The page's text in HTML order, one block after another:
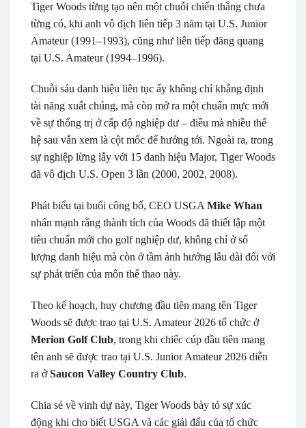
Tiger Woods từng tạo nên một chuỗi chiến thắng chưa
từng có, khi anh vô địch liên tiếp 3 năm tại U.S. Junior
Amateur (1991–1993), cũng như liên tiếp đăng quang
tại U.S. Amateur (1994–1996).
Chuỗi sáu danh hiệu liên tục ấy không chỉ khẳng định
tài năng xuất chúng, mà còn mở ra một chuẩn mực mới
về sự thống trị ở cấp độ nghiệp dư – điều mà nhiều thế
hệ sau vẫn xem là cột mốc để hướng tới. Ngoài ra, trong
sự nghiệp lừng lẫy với 15 danh hiệu Major, Tiger Woods
đã vô địch U.S. Open 3 lần (2000, 2002, 2008).
Phát biểu tại buổi công bố, CEO USGA Mike Whan
nhấn mạnh rằng thành tích của Woods đã thiết lập một
tiêu chuẩn mới cho golf nghiệp dư, không chỉ ở số
lượng danh hiệu mà còn ở tầm ảnh hưởng lâu dài đối với
sự phát triển của môn thể thao này.
Theo kế hoạch, huy chương đầu tiên mang tên Tiger
Woods sẽ được trao tại U.S. Amateur 2026 tổ chức ở
Merion Golf Club, trong khi chiếc cúp đầu tiên mang
tên anh sẽ được trao tại U.S. Junior Amateur 2026 diễn
ra ởSaucon Valley Country Club.
Chia sẻ về vinh dự này, Tiger Woods bày tỏ sự xúc
động khi cho biết USGA và các giải đấu của tổ chức